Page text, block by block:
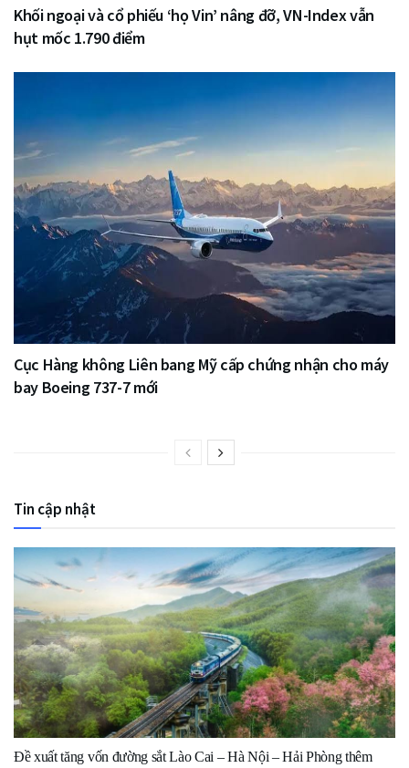
Khối ngoại và cổ phiếu ‘họ Vin’ nâng đỡ, VN-Index vẫn
hụt mốc 1.790 điểm
Cục Hàng không Liên bang Mỹ cấp chứng nhận cho máy
bay Boeing 737-7 mới
Tin cập nhật
Đề xuất tăng vốn đường sắt Lào Cai – Hà Nội – Hải Phòng thêm